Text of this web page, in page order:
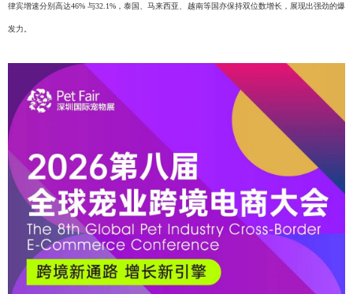
律宾增速分别高达46% 与32.1%，泰国、马来西亚、越南等国亦保持双位数增长，展现出强劲的爆
发力。